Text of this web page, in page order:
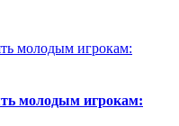
молодым игрокам: